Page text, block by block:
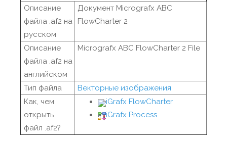
Описание
файла .af2 на
русском
Документ Micrografx ABC
FlowCharter 2
Описание
файла .af2 на
английском
Micrografx ABC FlowCharter 2 File
Тип файла
Векторные изображения
Как, чем
открыть
файл .af2?
iGrafx FlowCharter
iGrafx Process